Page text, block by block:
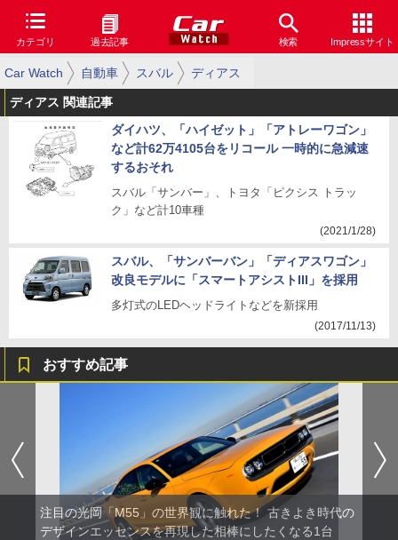
カテゴリ 過去記事 検索 Impressサイト
Car Watch 自動車 スバル ディアス
ディアス 関連記事
ダイハツ、「ハイゼット」「アトレーワゴン」
など計62万4105台をリコール 一時的に急減速
するおそれ
スバル「サンバー」、トヨタ「ピクシス トラッ
ク」など計10車種
(2021/1/28)
スバル、「サンバーバン」「ディアスワゴン」
改良モデルに「スマートアシストIII」を採用
多灯式のLEDヘッドライトなどを新採用
(2017/11/13)
おすすめ記事
注目の光岡「M55」の世界観に触れた！ 古きよき時代の
デザインエッセンスを再現した相棒にしたくなる1台